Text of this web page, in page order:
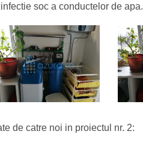
soc a conductelor de apa.
de catre noi in proiectul nr. 2: